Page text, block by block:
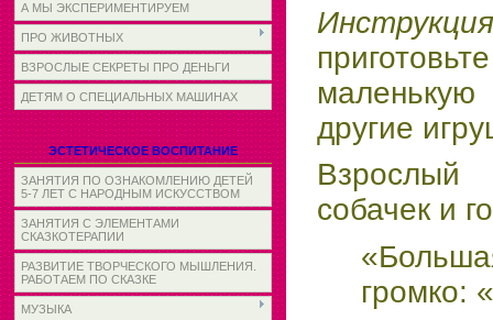
А МЫ ЭКСПЕРИМЕНТИРУЕМ
ПРО ЖИВОТНЫХ
ВЗРОСЛЫЕ СЕКРЕТЫ ПРО ДЕНЬГИ
ДЕТЯМ О СПЕЦИАЛЬНЫХ МАШИНАХ
ЭСТЕТИЧЕСКОЕ ВОСПИТАНИЕ
ЗАНЯТИЯ ПО ОЗНАКОМЛЕНИЮ ДЕТЕЙ
5-7 ЛЕТ С НАРОДНЫМ ИСКУССТВОМ
ЗАНЯТИЯ С ЭЛЕМЕНТАМИ
СКАЗКОТЕРАПИИ
РАЗВИТИЕ ТВОРЧЕСКОГО МЫШЛЕНИЯ.
РАБОТАЕМ ПО СКАЗКЕ
МУЗЫКА
другие
Взрослый
собачек и
громко: